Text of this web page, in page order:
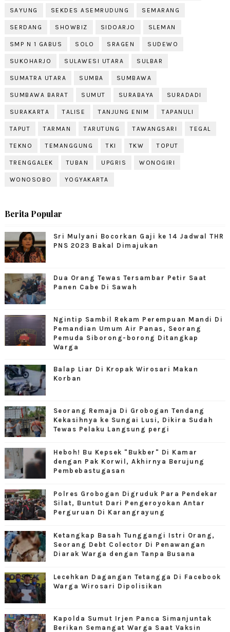
SAYUNG SEKDES ASEMRUDUNG SEMARANG
SERDANG SHOWBIZ SIDOARJO SLEMAN
SMP N 1 GABUS SOLO SRAGEN SUDEWO
SUKOHARJO SULAWESI UTARA SULBAR
SUMATRA UTARA SUMBA SUMBAWA
SUMBAWA BARAT SUMUT SURABAYA SURADADI
SURAKARTA TALISE TANJUNG ENIM TAPANULI
TAPUT TARMAN TARUTUNG TAWANGSARI TEGAL
TEKNO TEMANGGUNG TKI TKW TOPUT
TRENGGALEK TUBAN UPGRIS WONOGIRI
WONOSOBO YOGYAKARTA
Berita Popular
Sri Mulyani Bocorkan Gaji ke 14 Jadwal THR
PNS 2023 Bakal Dimajukan
Dua Orang Tewas Tersambar Petir Saat
Panen Cabe Di Sawah
Ngintip Sambil Rekam Perempuan Mandi Di
Pemandian Umum Air Panas, Seorang
Pemuda Siborong-borong Ditangkap
Warga
Balap Liar Di Kropak Wirosari Makan
Korban
Seorang Remaja Di Grobogan Tendang
Kekasihnya ke Sungai Lusi, Dikira Sudah
Tewas Pelaku Langsung pergi
Heboh! Bu Kepsek "Bukber" Di Kamar
dengan Pak Korwil, Akhirnya Berujung
Pembebastugasan
Polres Grobogan Digruduk Para Pendekar
Silat, Buntut Dari Pengeroyokan Antar
Perguruan Di Karangrayung
Ketangkap Basah Tunggangi Istri Orang,
Seorang Debt Colector Di Penawangan
Diarak Warga dengan Tanpa Busana
Lecehkan Dagangan Tetangga Di Facebook
Warga Wirosari Dipolisikan
Kapolda Sumut Irjen Panca Simanjuntak
Berikan Semangat Warga Saat Vaksin